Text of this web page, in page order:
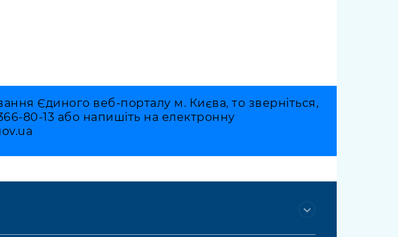
Єдиного веб-порталу м. Києва, то зверніться,
80-13 або напишіть на електронну